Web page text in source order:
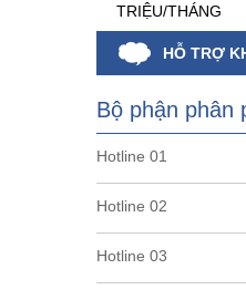
TRIỆU/THÁNG
HỖ TRỢ
Bộ phận phân
Hotline 01
Hotline 02
Hotline 03